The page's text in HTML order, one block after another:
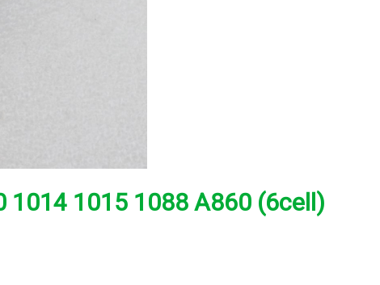
1014 1015 1088 A860 (6cell)